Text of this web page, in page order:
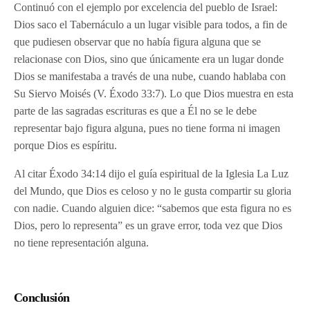
Continuó con el ejemplo por excelencia del pueblo de Israel:
Dios saco el Tabernáculo a un lugar visible para todos, a fin de
que pudiesen observar que no había figura alguna que se
relacionase con Dios, sino que únicamente era un lugar donde
Dios se manifestaba a través de una nube, cuando hablaba con
Su Siervo Moisés (V. Éxodo 33:7). Lo que Dios muestra en esta
parte de las sagradas escrituras es que a Él no se le debe
representar bajo figura alguna, pues no tiene forma ni imagen
porque Dios es espíritu.
Al citar Éxodo 34:14 dijo el guía espiritual de la Iglesia La Luz
del Mundo, que Dios es celoso y no le gusta compartir su gloria
con nadie. Cuando alguien dice: “sabemos que esta figura no es
Dios, pero lo representa” es un grave error, toda vez que Dios
no tiene representación alguna.
Conclusión